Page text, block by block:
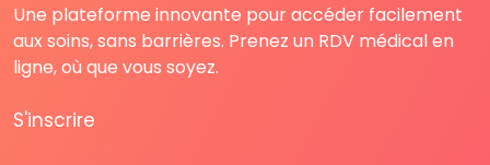
Une plateforme innovante pour accéder facilement
aux soins, sans barrières. Prenez un RDV médical en
ligne, où que vous soyez.
S'inscrire